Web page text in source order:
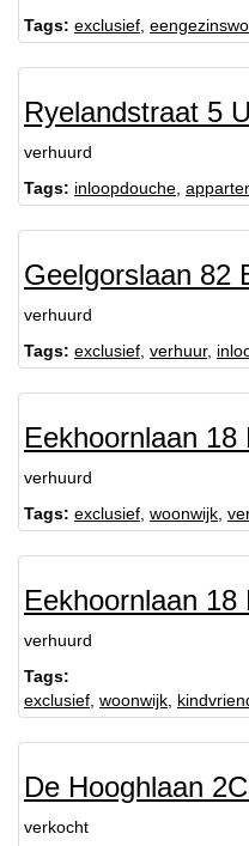
Tags: exclusief
Ryelandstraat 5
verhuurd
Tags: inloopdouche
Geelgorslaan 82
verhuurd
Tags: exclusief verhuur,
Eekhoornlaan 18
verhuurd
Tags: exclusief woonwijk
Eekhoornlaan 18
verhuurd
Tags:
exclusief woonwijk
De Hooghlaan
verkocht